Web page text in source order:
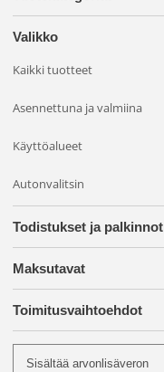
Valikko
Kaikki tuotteet
Asennettuna ja valmiina
Käyttöalueet
Autonvalitsin
Todistukset ja palkinnot
Maksutavat
Toimitusvaihtoehdot